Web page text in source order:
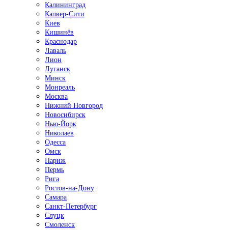
Калининград
Калвер-Сити
Киев
Кишинёв
Краснодар
Лаваль
Лион
Луганск
Минск
Монреаль
Москва
Нижний Новгород
Новосибирск
Нью-Йорк
Николаев
Одесса
Омск
Париж
Пермь
Рига
Ростов-на-Дону
Самара
Санкт-Петербург
Слуцк
Смоленск